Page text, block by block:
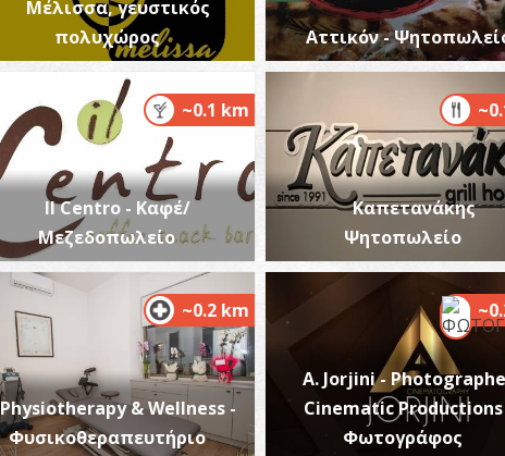
Μέλισσα, γευστικός
πολυχώρος
Αττικόν -
~0.1 km
Il Centro - Καφέ/
Μεζεδοπωλείο
Καπετανάκης
Ψητοπωλείο
~0.2 km
Physiotherapy & Wellness -
Φυσικοθεραπευτήριο
A. Jorjini -
Cinematic Productions
Φωτογράφος